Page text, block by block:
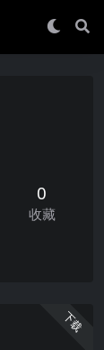
0
收藏
下载